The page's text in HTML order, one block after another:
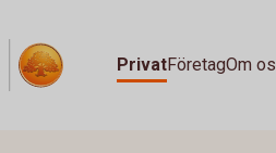
PrivatFöretagOm